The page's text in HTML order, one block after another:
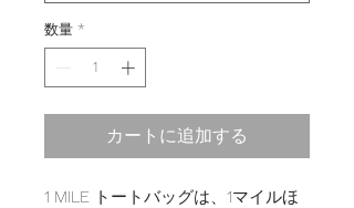
数量 *
カートに追加する
1 MILE トートバッグは、1マイルほ